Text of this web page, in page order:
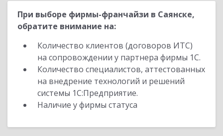
При выборе фирмы-франчайзи в Саянске,
обратите внимание на:
Количество клиентов (договоров ИТС)
на сопровождении у партнера фирмы 1С.
Количество специалистов, аттестованных
на внедрение технологий и решений
системы 1С:Предприятие.
Наличие у фирмы статуса